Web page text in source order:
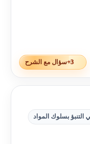
+3سؤال مع الشرح
التنبؤ بسلوك المواد